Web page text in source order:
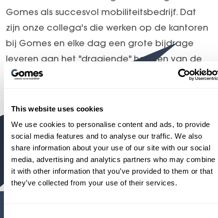
This website uses cookies
We use cookies to personalise content and ads, to provide
social media features and to analyse our traffic. We also
share information about your use of our site with our social
media, advertising and analytics partners who may combine
it with other information that you’ve provided to them or that
they’ve collected from your use of their services.
Over ons
Gomes als succesvol mobiliteitsbedrijf. Dat
zijn onze collega's die werken op de kantoren
bij Gomes en elke dag een grote bijdrage
leveren aan het "draaiende" houden van de
organisatie.
trots aan ons gemeenschappelijke doel;
customers for life!
Kantoor vacatures